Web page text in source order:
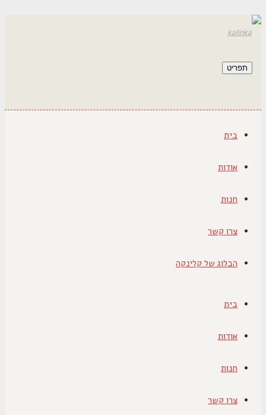
תפריט
בית
אודות
חנות
צרו קשר
הבלוג של קלינקה
בית
אודות
חנות
צרו קשר